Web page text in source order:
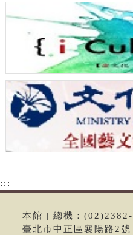
:::
本館 | 總機：
臺北市中正區襄陽路2